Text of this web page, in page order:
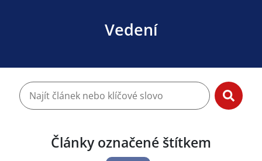
Vedení
Články označené štítkem